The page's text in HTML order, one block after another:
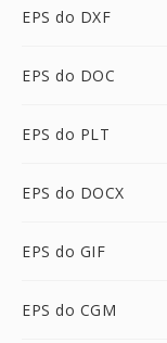
EPS do DXF
EPS do DOC
EPS do PLT
EPS do DOCX
EPS do GIF
EPS do CGM